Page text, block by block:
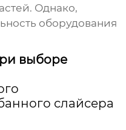
Однако,
оборудования
выборе
слайсера